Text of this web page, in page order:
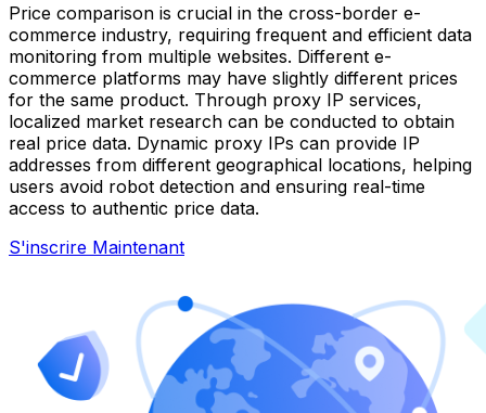
Price comparison is crucial in the cross-border e-
commerce industry, requiring frequent and efficient data
monitoring from multiple websites. Different e-
commerce platforms may have slightly different prices
for the same product. Through proxy IP services,
localized market research can be conducted to obtain
real price data. Dynamic proxy IPs can provide IP
addresses from different geographical locations, helping
users avoid robot detection and ensuring real-time
access to authentic price data.
S'inscrire Maintenant